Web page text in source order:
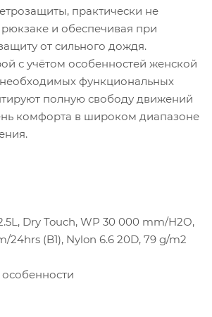
практически не
и обеспечивая при
от сильного дождя.
с учётом особенностей женской
функциональных
полную свободу движений
комфорта в широком диапазоне
Dry Touch, WP 30 000 mm/H2O,
24hrs (B1), Nylon 6.6 20D, 79 g/m2